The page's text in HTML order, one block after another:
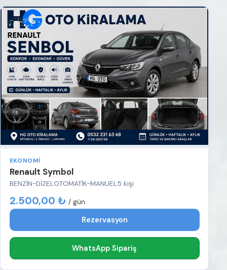
EKONOMI
Renault Symbol
BENZİN-DİZELOTOMATİK-MANUEL5 kişi
2.500,00 ₺ / gün
Rezervasyon
WhatsApp Sipariş